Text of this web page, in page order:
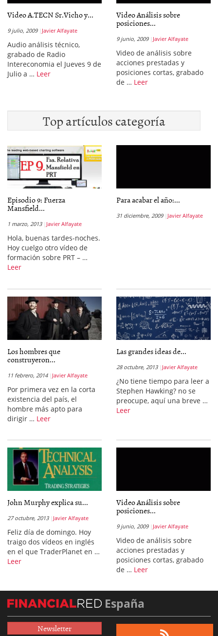
Video A.TECN Sr.Vicho y...
9 julio, 2009 Javier Alfayate
Audio análisis técnico,
grabado de Radio
Intereconomia el Jueves 9 de
Julio a … Leer
Video Análisis sobre
posiciones...
9 junio, 2009 Javier Alfayate
Video de análisis sobre
acciones prestadas y
posiciones cortas, grabado
de … Leer
Top artículos categoría
Episodio 9: Fuerza
Mansfield...
1 marzo, 2013 Javier Alfayate
Hola, buenas tardes-noches.
Hoy cuelgo otro vídeo de
formación sobre PRT – …
Leer
Para acabar el año:...
31 diciembre, 2009 Javier Alfayate
Los hombres que
construyeron...
11 febrero, 2014 Javier Alfayate
Por primera vez en la corta
existencia del país, el
hombre más apto para
dirigir … Leer
Las grandes ideas de...
28 octubre, 2013 Javier Alfayate
¿No tiene tiempo para leer a
Stephen Hawking? no se
preocupe, aquí una breve …
Leer
John Murphy explica su...
27 octubre, 2013 Javier Alfayate
Feliz día de domingo. Hoy
traigo dos vídeos en inglés
en el que TraderPlanet en …
Leer
Video Análisis sobre
posiciones...
9 junio, 2009 Javier Alfayate
Video de análisis sobre
acciones prestadas y
posiciones cortas, grabado
de … Leer
España
Newsletter